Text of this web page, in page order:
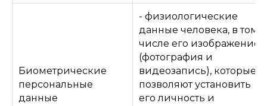
Биометрические
персональные
данные
- физиологические
данные человека, в том
числе его изображение
(фотография и
видеозапись), которые
позволяют установить
его личность и